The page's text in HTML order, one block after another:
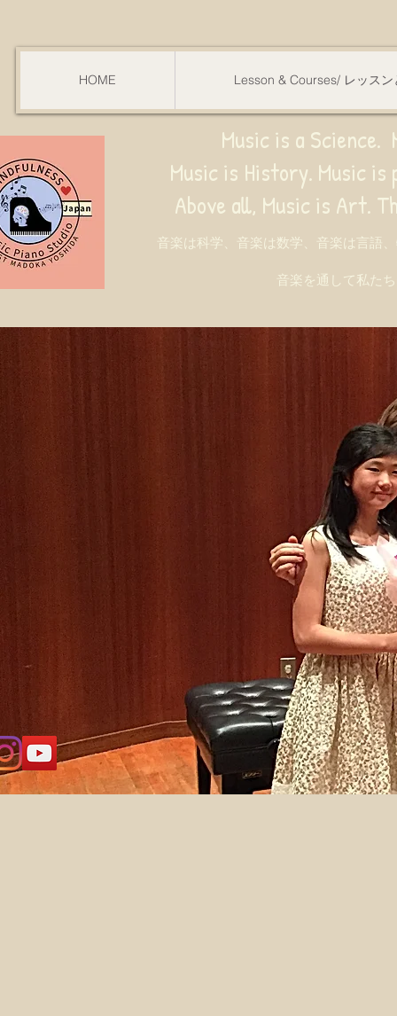
HOME Lesson & Courses/ レッスン
Music is a
Music is History. Music is
all, Music is Art. Through music,
音楽は科学、音楽は数学、音楽は言語
音楽を通して私た